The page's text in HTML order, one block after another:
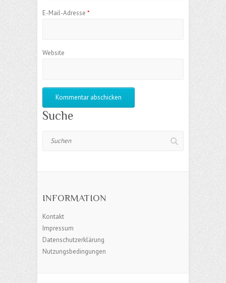
E-Mail-Adresse *
Website
Suche
INFORMATION
Kontakt
Impressum
Datenschutzerklärung
Nutzungsbedingungen